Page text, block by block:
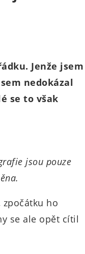
Jenže jsem
nedokázal
se to však
jsou pouze
zpočátku ho
se ale opět cítil